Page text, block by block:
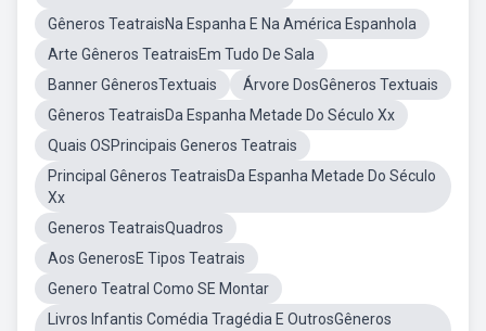
Gêneros TeatraisNa Espanha E Na América Espanhola
Arte Gêneros TeatraisEm Tudo De Sala
Banner GênerosTextuais
Árvore DosGêneros Textuais
Gêneros TeatraisDa Espanha Metade Do Século Xx
Quais OSPrincipais Generos Teatrais
Principal Gêneros TeatraisDa Espanha Metade Do Século
Xx
Generos TeatraisQuadros
Aos GenerosE Tipos Teatrais
Genero Teatral Como SE Montar
Livros Infantis Comédia Tragédia E OutrosGêneros